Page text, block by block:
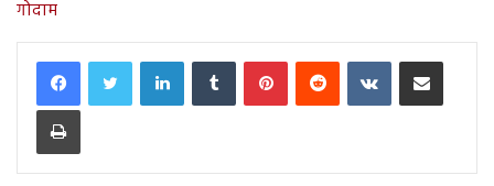
गोदाम
LinkedInTumblr PinterestReddit VKontakteShare via Email
Print